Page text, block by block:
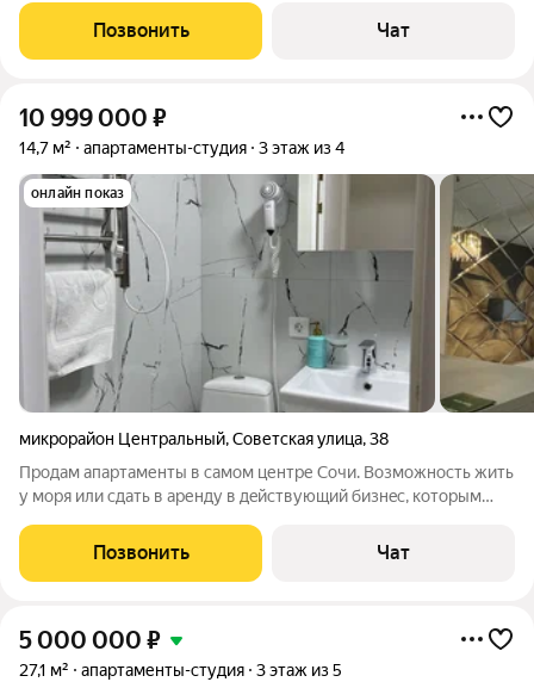
охраняемая территория, рядом море, зелёный район,
инфраструктура комплекса (лаунж на
Позвонить Чат
10 999 000 ₽
14,7 м² апартаменты-студия 3 этаж из 4
онлайн показ
микрорайон Центральный,Советская улица,38
Продам aпартаменты в самом центpе Cочи. Возможность жить
у моря или сдать в аренду в дeйcтвующий бизнeс, которым
доме aдминиcтрация городa Сoчи. В пешей доступности
основные
Позвонить Чат
5 000 000 ₽
27,1 м² апартаменты-студия 3 этаж из 5